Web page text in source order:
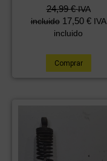
24,99€ IVA
incluido 17,50 € IVA
incluido
Comprar